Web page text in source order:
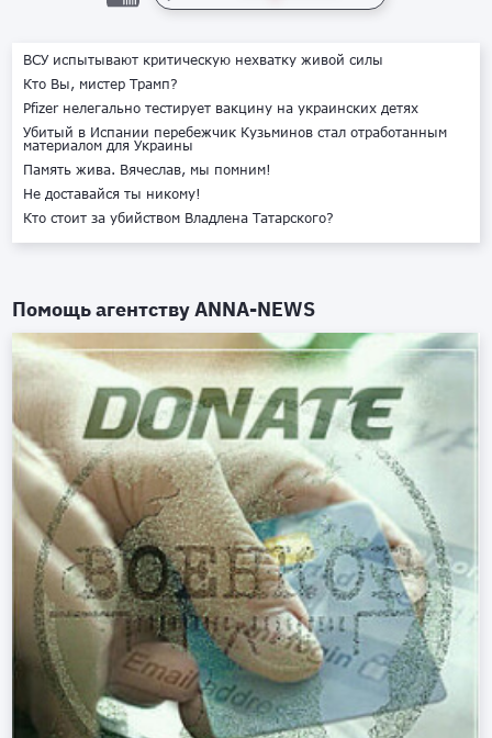
ВСУ испытывают критическую нехватку живой силы
Кто Вы, мистер Трамп?
Pfizer нелегально тестирует вакцину на украинских детях
Убитый в Испании перебежчик Кузьминов стал отработанным
материалом для Украины
Память жива. Вячеслав, мы помним!
Не доставайся ты никому!
Кто стоит за убийством Владлена Татарского?
Помощь агентствуANNA-NEWS